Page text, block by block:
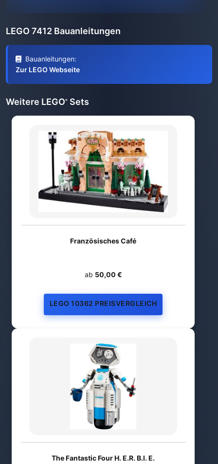
LEGO 7412 Bauanleitungen
Bauanleitungen:
Zur LEGO Webseite
Weitere LEGO® Sets
Französisches Café
ab 50,00 €
LEGO 10362 PREISVERGLEICH
The Fantastic Four H. E.R. B.I. E.